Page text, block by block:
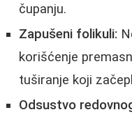
čupanju.
Zapušeni folikuli:
korišćenje
tuširanje koji
Odsustvo